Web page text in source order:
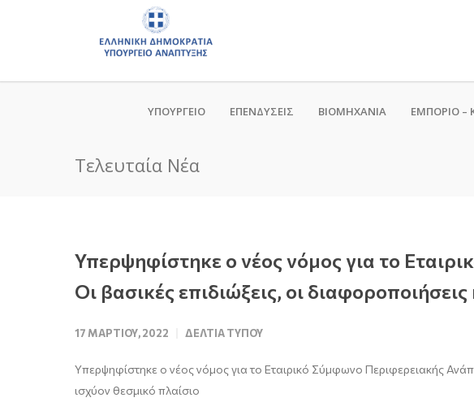
ΥΠΟΥΡΓΕΙΟ ΕΠΕΝΔΥΣΕΙΣ ΒΙΟΜΗΧΑΝΙΑ ΕΜΠΟΡΙΟ –
Τελευταία Νέα
Υπερψηφίστηκε ο νέος νόμος για το
Οι βασικές επιδιώξεις, οι
17 ΜΑΡΤΊΟΥ, 2022 ΔΕΛΤΊΑ ΤΎΠΟΥ
Υπερψηφίστηκε ο νέος νόμοςγια το Εταιρικό Σύμφωνο Περιφερειακής
ισχύον θεσμικό πλαίσιο